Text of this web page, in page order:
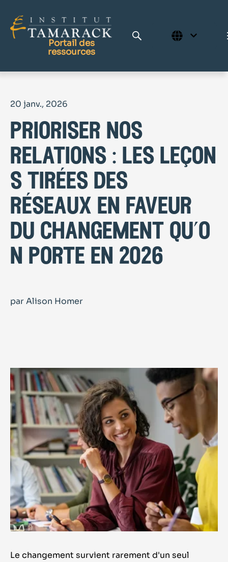
Portail des
ressources
Page d'accueil
Le Centre d'apprentissage
20 janv., 2026
prioriser nos
relations : les leçon
s tirées des
réseaux en faveur
du changement qu’o
n porte en 2026
par Alison Homer
Le changement survient rarement d'un seul